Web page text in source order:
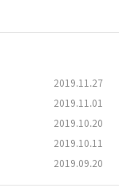
2019.11.27
2019.11.01
2019.10.20
2019.10.11
2019.09.20